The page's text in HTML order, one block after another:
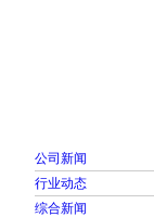
公司新闻
行业动态
综合新闻